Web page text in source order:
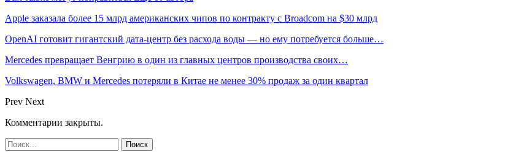
Apple заказала более 15 млрд американских чипов по контракту с Broadcom на $30 млрд
OpenAI готовит гигантский дата-центр без расхода воды — но ему потребуется больше…
Mercedes превращает Венгрию в один из главных центров производства своих…
Volkswagen, BMW и Mercedes потеряли в Китае не менее 30% продаж за один квартал
Prev Next
Комментарии закрыты.